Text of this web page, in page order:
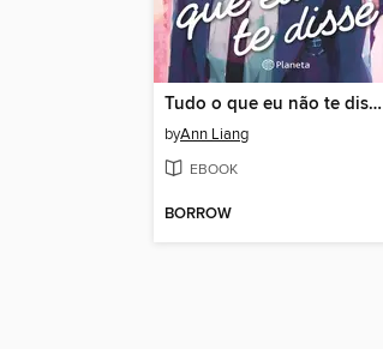
Tudo o que eu não te disse
byAnn Liang
EBOOK
BORROW